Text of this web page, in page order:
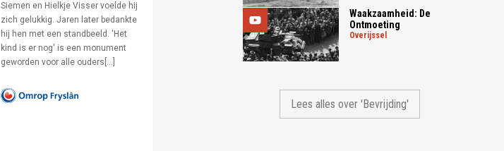
Siemen en Hielkje Visser voelde hij
zich gelukkig. Jaren later bedankte
hij hen met een standbeeld. 'Het
kind is er nog' is een monument
geworden voor alle ouders[…]
Waakzaamheid: De
Ontmoeting
overijssel
Lees alles over 'Bevrijding'